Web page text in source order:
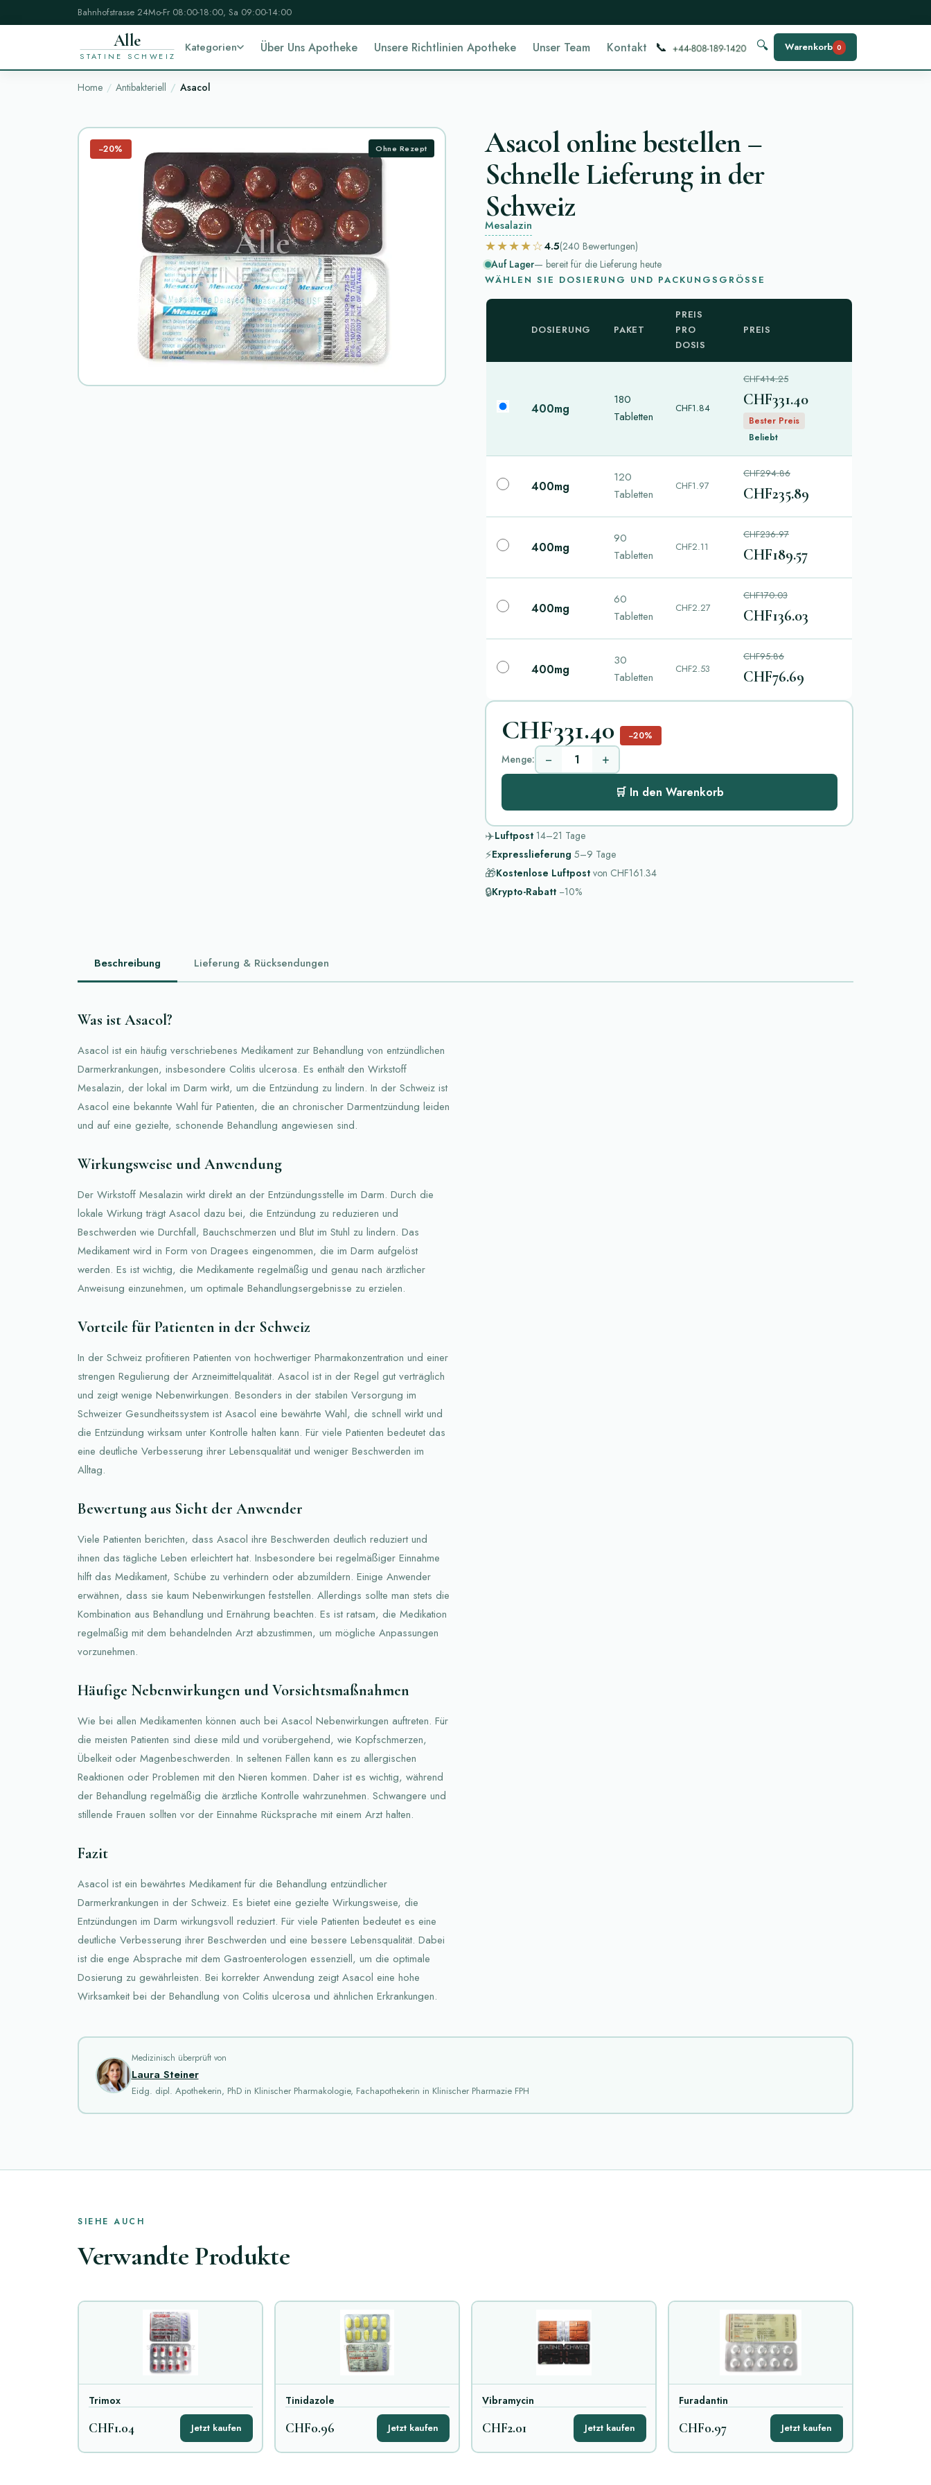
Bahnhofstrasse 24Mo-Fr 08:00-18:00, Sa 09:00-14:00
Alle
STATINE SCHWEIZ
Kategorien Über Uns Apotheke Unsere Richtlinien Apotheke Unser Team Kontakt 📞 🔍 Warenkorb 0
Home Antibakteriell Asacol
−20% Ohne Rezept
Asacol online bestellen –
Schnelle Lieferung in der
Schweiz
Mesalazin
★★★★☆4.5(240 Bewertungen)
Auf Lager— bereit für die Lieferung heute
WÄHLEN SIE DOSIERUNG UND PACKUNGSGRÖSSE
DOSIERUNG PAKET
PREIS
PRO
DOSIS
PREIS
400mg
180
Tabletten
CHF1.84
CHF414.25
CHF331.40
Bester Preis
Beliebt
400mg
120
Tabletten
CHF1.97
CHF294.86
CHF235.89
400mg
90
Tabletten
CHF2.11
CHF236.97
CHF189.57
400mg
60
Tabletten
CHF2.27
CHF170.03
CHF136.03
400mg
30
Tabletten
CHF2.53
CHF95.86
CHF76.69
CHF331.40 −20%
Menge: − +
🛒 In den Warenkorb
✈️Luftpost 14–21 Tage
⚡Expresslieferung 5–9 Tage
🎁Kostenlose Luftpost von CHF161.34
🔒Krypto-Rabatt −10%
Beschreibung Lieferung & Rücksendungen
Was ist Asacol?
Asacol ist ein häufig verschriebenes Medikament zur Behandlung von entzündlichen
Darmerkrankungen, insbesondere Colitis ulcerosa. Es enthält den Wirkstoff
Mesalazin, der lokal im Darm wirkt, um die Entzündung zu lindern. In der Schweiz ist
Asacol eine bekannte Wahl für Patienten, die an chronischer Darmentzündung leiden
und auf eine gezielte, schonende Behandlung angewiesen sind.
Wirkungsweise und Anwendung
Der Wirkstoff Mesalazin wirkt direkt an der Entzündungsstelle im Darm. Durch die
lokale Wirkung trägt Asacol dazu bei, die Entzündung zu reduzieren und
Beschwerden wie Durchfall, Bauchschmerzen und Blut im Stuhl zu lindern. Das
Medikament wird in Form von Dragees eingenommen, die im Darm aufgelöst
werden. Es ist wichtig, die Medikamente regelmäßig und genau nach ärztlicher
Anweisung einzunehmen, um optimale Behandlungsergebnisse zu erzielen.
Vorteile für Patienten in der Schweiz
In der Schweiz profitieren Patienten von hochwertiger Pharmakonzentration und einer
strengen Regulierung der Arzneimittelqualität. Asacol ist in der Regel gut verträglich
und zeigt wenige Nebenwirkungen. Besonders in der stabilen Versorgung im
Schweizer Gesundheitssystem ist Asacol eine bewährte Wahl, die schnell wirkt und
die Entzündung wirksam unter Kontrolle halten kann. Für viele Patienten bedeutet das
eine deutliche Verbesserung ihrer Lebensqualität und weniger Beschwerden im
Alltag.
Bewertung aus Sicht der Anwender
Viele Patienten berichten, dass Asacol ihre Beschwerden deutlich reduziert und
ihnen das tägliche Leben erleichtert hat. Insbesondere bei regelmäßiger Einnahme
hilft das Medikament, Schübe zu verhindern oder abzumildern. Einige Anwender
erwähnen, dass sie kaum Nebenwirkungen feststellen. Allerdings sollte man stets die
Kombination aus Behandlung und Ernährung beachten. Es ist ratsam, die Medikation
regelmäßig mit dem behandelnden Arzt abzustimmen, um mögliche Anpassungen
vorzunehmen.
Häufige Nebenwirkungen und Vorsichtsmaßnahmen
Wie bei allen Medikamenten können auch bei Asacol Nebenwirkungen auftreten. Für
die meisten Patienten sind diese mild und vorübergehend, wie Kopfschmerzen,
Übelkeit oder Magenbeschwerden. In seltenen Fällen kann es zu allergischen
Reaktionen oder Problemen mit den Nieren kommen. Daher ist es wichtig, während
der Behandlung regelmäßig die ärztliche Kontrolle wahrzunehmen. Schwangere und
stillende Frauen sollten vor der Einnahme Rücksprache mit einem Arzt halten.
Fazit
Asacol ist ein bewährtes Medikament für die Behandlung entzündlicher
Darmerkrankungen in der Schweiz. Es bietet eine gezielte Wirkungsweise, die
Entzündungen im Darm wirkungsvoll reduziert. Für viele Patienten bedeutet es eine
deutliche Verbesserung ihrer Beschwerden und eine bessere Lebensqualität. Dabei
ist die enge Absprache mit dem Gastroenterologen essenziell, um die optimale
Dosierung zu gewährleisten. Bei korrekter Anwendung zeigt Asacol eine hohe
Wirksamkeit bei der Behandlung von Colitis ulcerosa und ähnlichen Erkrankungen.
Medizinisch überprüft von
Laura Steiner
Eidg. dipl. Apothekerin, PhD in Klinischer Pharmakologie, Fachapothekerin in Klinischer Pharmazie FPH
SIEHE AUCH
Verwandte Produkte
Trimox
CHF1.04 Jetzt kaufen
Tinidazole
CHF0.96 Jetzt kaufen
Vibramycin
CHF2.01 Jetzt kaufen
Furadantin
CHF0.97 Jetzt kaufen